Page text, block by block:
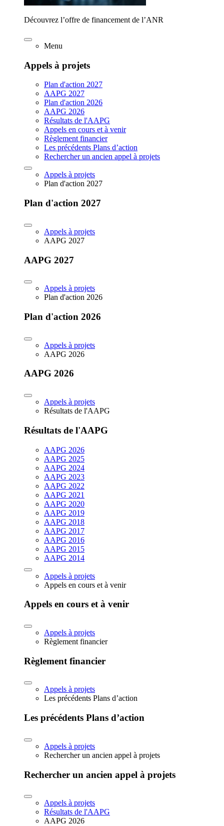
Découvrez l’offre de financement de l’ANR
Menu
Appels à projets
Plan d'action 2027
AAPG 2027
Plan d'action 2026
AAPG 2026
Résultats de l'AAPG
Appels en cours et à venir
Règlement financier
Les précédents Plans d’action
Rechercher un ancien appel à projets
Appels à projets
Plan d'action 2027
Plan d'action 2027
Appels à projets
AAPG 2027
AAPG 2027
Appels à projets
Plan d'action 2026
Plan d'action 2026
Appels à projets
AAPG 2026
AAPG 2026
Appels à projets
Résultats de l'AAPG
Résultats de l'AAPG
AAPG 2026
AAPG 2025
AAPG 2024
AAPG 2023
AAPG 2022
AAPG 2021
AAPG 2020
AAPG 2019
AAPG 2018
AAPG 2017
AAPG 2016
AAPG 2015
AAPG 2014
Appels à projets
Appels en cours et à venir
Appels en cours et à venir
Appels à projets
Règlement financier
Règlement financier
Appels à projets
Les précédents Plans d’action
Les précédents Plans d’action
Appels à projets
Rechercher un ancien appel à projets
Rechercher un ancien appel à projets
Appels à projets
Résultats de l'AAPG
AAPG 2026